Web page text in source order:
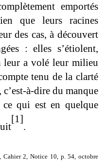
emportés
que leurs racines
des cas, à découvert
: elles s’étiolent,
leur a volé leur milieu
tenu de la clarté
à-dire du manque
ce qui est en quelque
[1]
.
Cahier 2, Notice 10, p. 54, octobre